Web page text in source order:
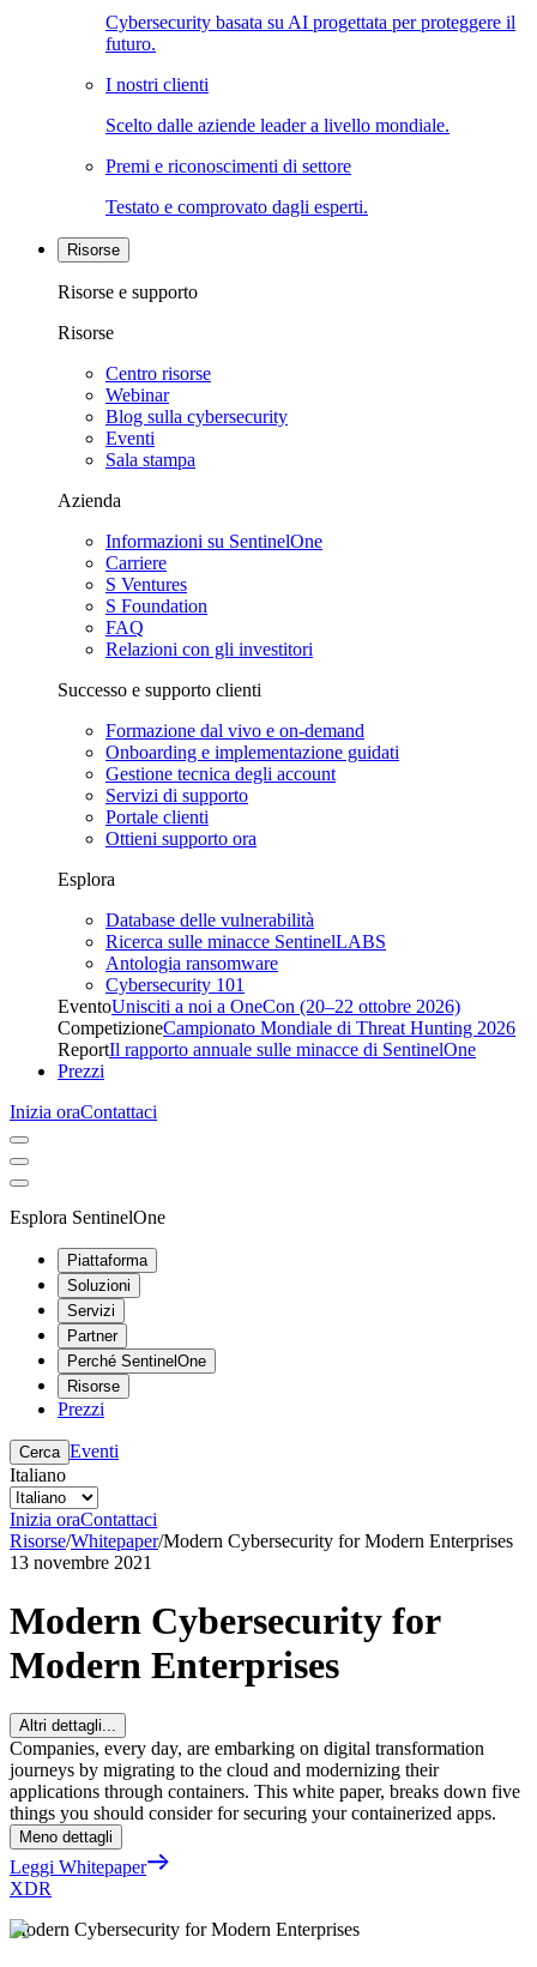
Cybersecurity basata su AI progettata per proteggere il
futuro.
I nostri clienti
Scelto dalle aziende leader a livello mondiale.
Premi e riconoscimenti di settore
Testato e comprovato dagli esperti.
Risorse
Risorse e supporto
Risorse
Centro risorse
Webinar
Blog sulla cybersecurity
Eventi
Sala stampa
Azienda
Informazioni su SentinelOne
Carriere
S Ventures
S Foundation
FAQ
Relazioni con gli investitori
Successo e supporto clienti
Formazione dal vivo e on-demand
Onboarding e implementazione guidati
Gestione tecnica degli account
Servizi di supporto
Portale clienti
Ottieni supporto ora
Esplora
Database delle vulnerabilità
Ricerca sulle minacce SentinelLABS
Antologia ransomware
Cybersecurity 101
EventoUnisciti a noi a OneCon (20–22 ottobre 2026)
CompetizioneCampionato Mondiale di Threat Hunting 2026
ReportIl rapporto annuale sulle minacce di SentinelOne
Prezzi
Inizia oraContattaci
Esplora SentinelOne
Piattaforma
Soluzioni
Servizi
Partner
Perché SentinelOne
Risorse
Prezzi
Cerca Eventi
Italiano
Inizia oraContattaci
Risorse/Whitepaper/Modern Cybersecurity for Modern Enterprises
13 novembre 2021
Modern Cybersecurity for
Modern Enterprises
Altri dettagli...
Companies, every day, are embarking on digital transformation
journeys by migrating to the cloud and modernizing their
applications through containers. This white paper, breaks down five
things you should consider for securing your containerized apps.
Meno dettagli
Leggi Whitepaper
XDR
Modern Cybersecurity for Modern Enterprises